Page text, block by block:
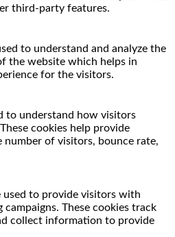
third-party features.
to understand and analyze the
the website which helps in
for the visitors.
to understand how visitors
cookies help provide
of visitors, bounce rate,
used to provide visitors with
These cookies track
collect information to provide